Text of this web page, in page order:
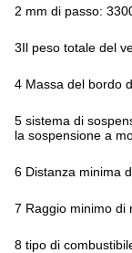
2 mm di passo:
3Il peso totale del
4 Massa del bordo
5 sistema di
la sospensione a
6 Distanza minima
7 Raggio minimo di
8 tipo di